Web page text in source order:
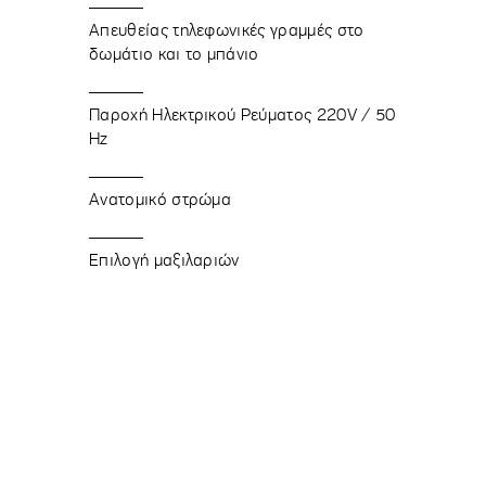
Απευθείας τηλεφωνικές γραμμές στο
δωμάτιο και το μπάνιο
Παροχή Ηλεκτρικού Ρεύματος 220V / 50
Hz
Ανατομικό στρώμα
Επιλογή μαξιλαριών